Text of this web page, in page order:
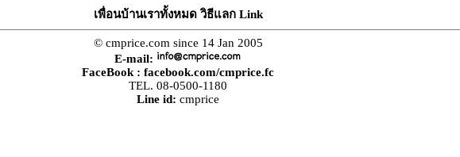
เพื่อนบ้านเราทั้งหมด วิธีแลก Link
© cmprice.com since 14 Jan 2005
E-mail:
FaceBook : facebook.com/cmprice.fc
TEL. 08-0500-1180
Line id: cmprice